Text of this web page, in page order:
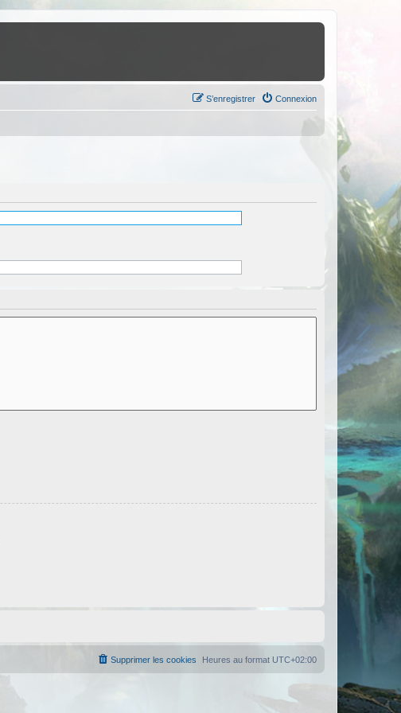
Connexion
S’enregistrer
Heures au format UTC+02:00
Supprimer les cookies